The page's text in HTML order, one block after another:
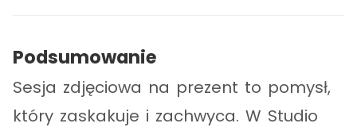
Podsumowanie
Sesja zdjęciowa na prezent to pomysł,
który zaskakuje i zachwyca. W Studio